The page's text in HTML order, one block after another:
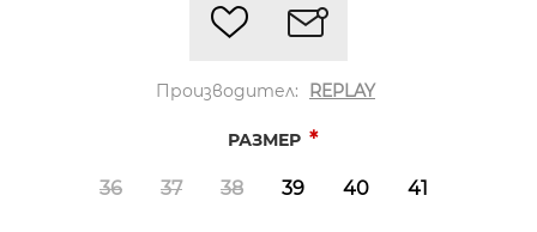
Производител: REPLAY
РАЗМЕР *
36 37 38 39 40 41